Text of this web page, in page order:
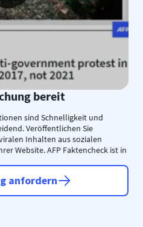
bereit
sind Schnelligkeit und
Veröffentlichen Sie
Inhalten aus sozialen
Website. AFP Faktencheck ist in
anfordern